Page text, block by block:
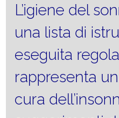
L’igiene del
una lista di
eseguita
rappresenta
cura